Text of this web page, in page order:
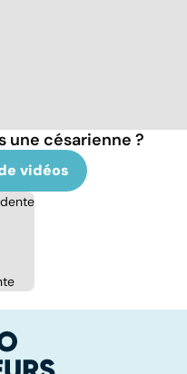
une césarienne ?
vidéos